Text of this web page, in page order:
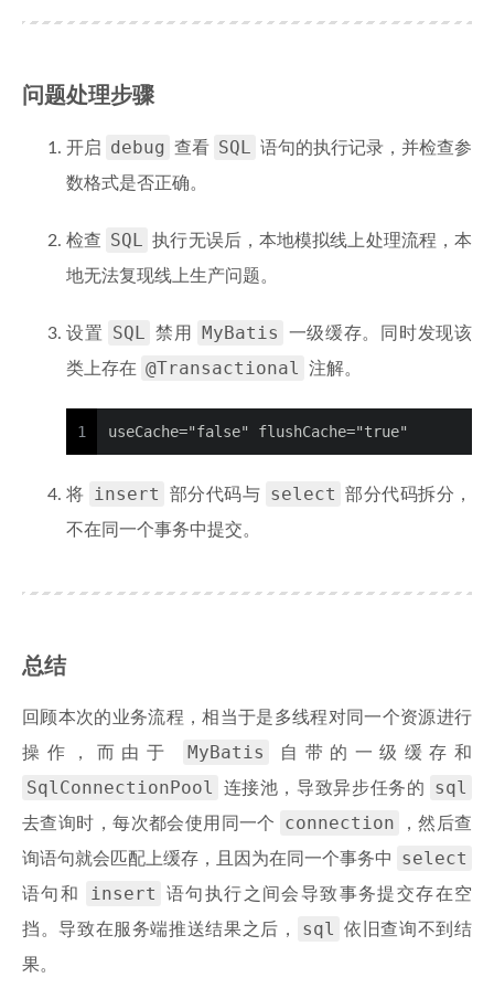
问题处理步骤
开启 debug 查看 SQL 语句的执行记录，并检查参
数格式是否正确。
检查 SQL 执行无误后，本地模拟线上处理流程，本
地无法复现线上生产问题。
设置 SQL 禁用 MyBatis
一级缓存。同时发现该
类上存在 @Transactional 注解。
1 useCache="false" flushCache="true"
将 insert 部分代码与 select
部分代码拆分，
不在同一个事务中提交。
总结
回顾本次的业务流程，相当于是多线程对同一个资源进行
操作，而由于
MyBatis 自带的一级缓存和
SqlConnectionPool 连接池，导致异步任务的 sql
去查询时，每次都会使用同一个 connection
，然后查
询语句就会匹配上缓存，且因为在同一个事务中
select
语句和 insert
语句执行之间会导致事务提交存在空
挡。导致在服务端推送结果之后，
sql
依旧查询不到结
果。